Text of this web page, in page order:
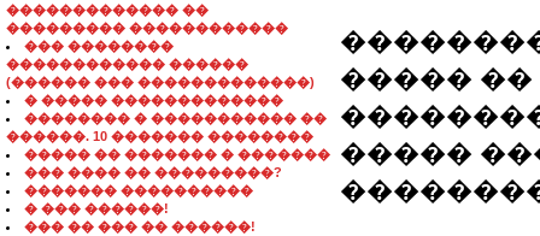
������������� ��
��������� ������������
��� ��������
������������ ������
(������ ��� �������������)
� ����� �������������
�������� � ����������� ��
������. 10 ������� ��������
����� �� ������� � �������
��� ���� �� ���������?
������� ����������
� ��� ������!
��� �� ��� �� ������!
�����
�����